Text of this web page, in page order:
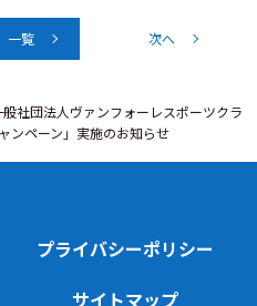
一覧 次へ
般社団法人ヴァンフォーレスポーツクラ
ンペーン」実施のお知らせ
プライバシーポリシー
サイトマップ